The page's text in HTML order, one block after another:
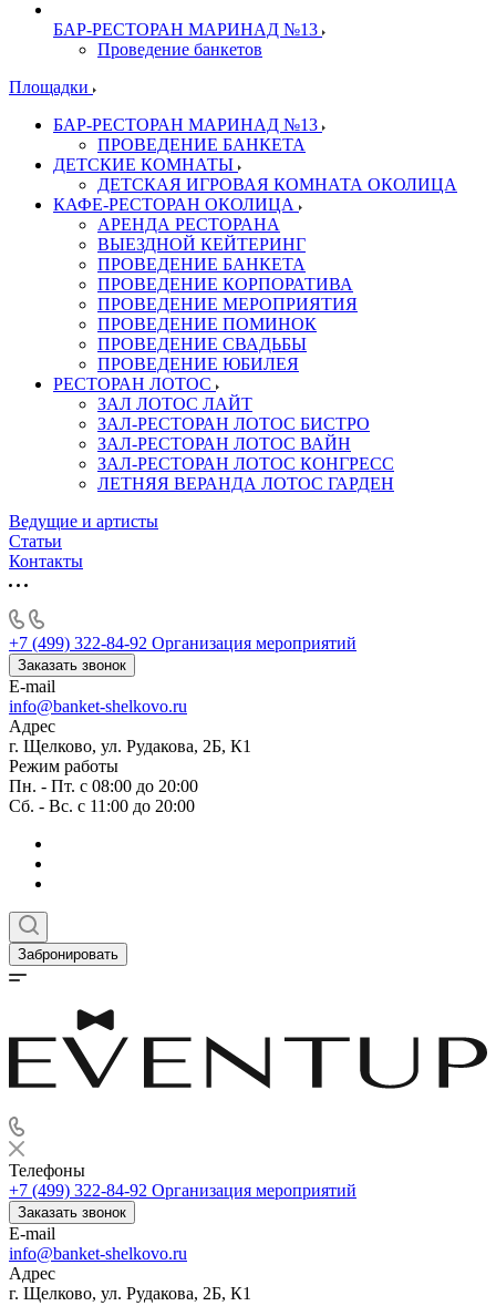
БАР-РЕСТОРАН МАРИНАД №13
Проведение банкетов
Площадки
БАР-РЕСТОРАН МАРИНАД №13
ПРОВЕДЕНИЕ БАНКЕТА
ДЕТСКИЕ КОМНАТЫ
ДЕТСКАЯ ИГРОВАЯ КОМНАТА ОКОЛИЦА
КАФЕ-РЕСТОРАН ОКОЛИЦА
АРЕНДА РЕСТОРАНА
ВЫЕЗДНОЙ КЕЙТЕРИНГ
ПРОВЕДЕНИЕ БАНКЕТА
ПРОВЕДЕНИЕ КОРПОРАТИВА
ПРОВЕДЕНИЕ МЕРОПРИЯТИЯ
ПРОВЕДЕНИЕ ПОМИНОК
ПРОВЕДЕНИЕ СВАДЬБЫ
ПРОВЕДЕНИЕ ЮБИЛЕЯ
РЕСТОРАН ЛОТОС
ЗАЛ ЛОТОС ЛАЙТ
ЗАЛ-РЕСТОРАН ЛОТОС БИСТРО
ЗАЛ-РЕСТОРАН ЛОТОС ВАЙН
ЗАЛ-РЕСТОРАН ЛОТОС КОНГРЕСС
ЛЕТНЯЯ ВЕРАНДА ЛОТОС ГАРДЕН
Ведущие и артисты
Статьи
Контакты
+7 (499) 322-84-92 Организация мероприятий
Заказать звонок
E-mail
info@banket-shelkovo.ru
Адрес
г. Щелково, ул. Рудакова, 2Б, К1
Режим работы
Пн. - Пт. с 08:00 до 20:00
Сб. - Вс. с 11:00 до 20:00
Забронировать
Телефоны
+7 (499) 322-84-92 Организация мероприятий
Заказать звонок
E-mail
info@banket-shelkovo.ru
Адрес
г. Щелково, ул. Рудакова, 2Б, К1